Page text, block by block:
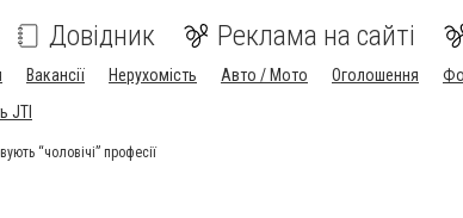
Довідник Реклама на сайті
Вакансії Нерухомість Авто / Мото Оголошення
JTI
“чоловічі” професії